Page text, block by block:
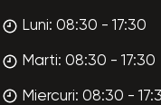
Luni: 08:30 - 17:30
Marti: 08:30 - 17:30
Miercuri: 08:30 -